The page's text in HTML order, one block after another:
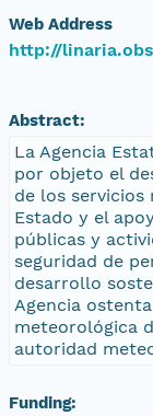
Web Address
http://
Abstract:
La Agencia
por objeto el
de los
Estado y el
públicas y
seguridad de
desarrollo
Agencia
meteorológica
autoridad
Funding: